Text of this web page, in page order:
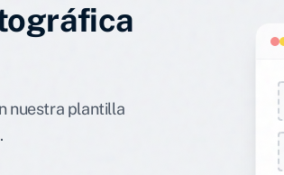
nuestra plantilla